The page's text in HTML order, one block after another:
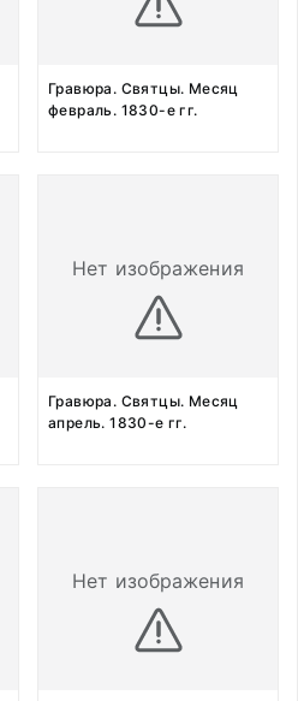
Гравюра. Святцы. Месяц
февраль. 1830-е гг.
Нет изображения
Гравюра. Святцы. Месяц
апрель. 1830-е гг.
Нет изображения